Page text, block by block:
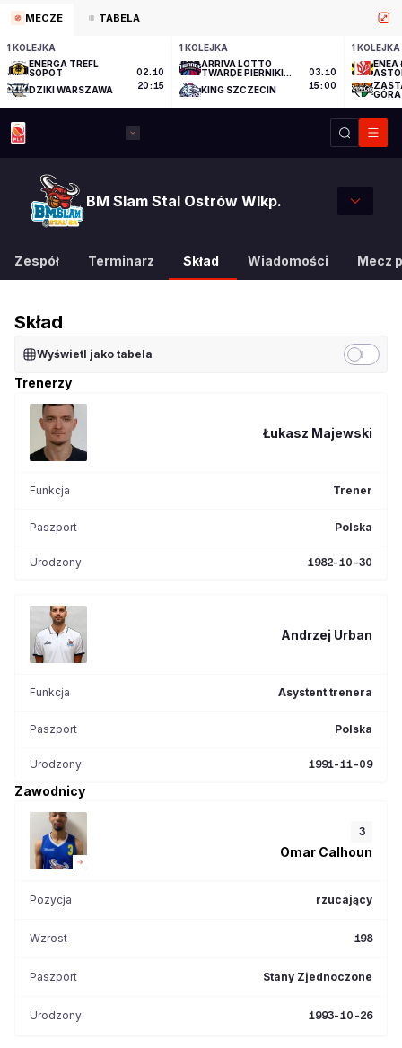
MECZE TABELA
1 KOLEJKA
ENERGA TREFL
SOPOT
DZIKI WARSZAWA
02.10
20:15
1 KOLEJKA
ARRIVA LOTTO
TWARDE PIERNIKI
KING SZCZECIN
03.10
15:00
1 KOLEJKA
ENEA
GÓRA
BM Slam Stal Ostrów Wlkp.
Zespół Terminarz Skład Wiadomości Mecz
Skład
Wyświetl jako tabela
Trenerzy
Łukasz Majewski
Funkcja Trener
Paszport Polska
Urodzony 1982-10-30
Andrzej Urban
Funkcja Asystent trenera
Paszport Polska
Urodzony 1991-11-09
Zawodnicy
3
Omar Calhoun
Pozycja rzucający
Wzrost 198
Paszport Stany Zjednoczone
Urodzony 1993-10-26